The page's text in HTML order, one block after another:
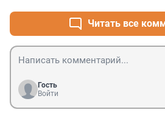
Читать все
Гость
Войти